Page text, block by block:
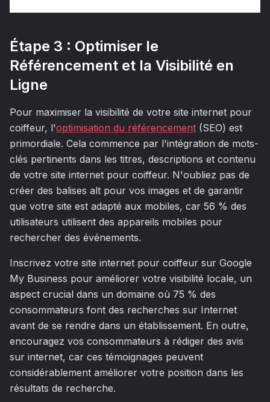
Étape 3 : Optimiser le
Référencement et la Visibilité en
Ligne
Pour maximiser la visibilité de votre site internet pour
coiffeur, l'optimisation du référencement (SEO) est
primordiale. Cela commence par l'intégration de mots-
clés pertinents dans les titres, descriptions et contenu
de votre site internet pour coiffeur. N'oubliez pas de
créer des balises alt pour vos images et de garantir
que votre site est adapté aux mobiles, car 56 % des
utilisateurs utilisent des appareils mobiles pour
rechercher des événements.
Inscrivez votre site internet pour coiffeur sur Google
My Business pour améliorer votre visibilité locale, un
aspect crucial dans un domaine où 75 % des
consommateurs font des recherches sur Internet
avant de se rendre dans un établissement. En outre,
encouragez vos consommateurs à rédiger des avis
sur internet, car ces témoignages peuvent
considérablement améliorer votre position dans les
résultats de recherche.